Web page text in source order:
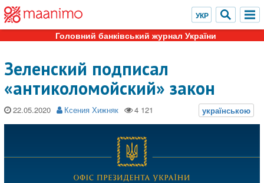
Головний банківський журнал України
Зеленский подписал
«антиколомойский» закон
22.05.2020 Ксения Хижняк